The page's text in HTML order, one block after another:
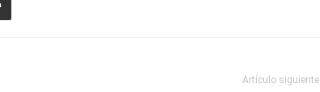
Artículo siguiente